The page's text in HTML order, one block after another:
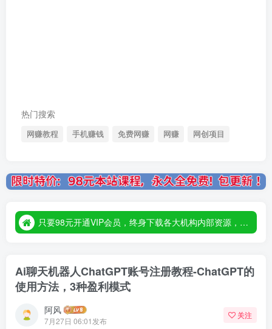
热门搜索
网赚教程 手机赚钱 免费网赚 网赚 网创项目
只要98元开通VIP会员，终身下载各大机构内部资源，一站式草根创业基地，最新最强网赚教程大全，小投入，大回报！
只要98元开通VIP会员，终身下载各大机构内部资源，一站式草根创业基地，最新最强网赚教程大全，小投入，大回报！
Ai聊天机器人ChatGPT账号注册教程-ChatGPT的
使用方法，3种盈利模式
阿风
7月27日 06:01发布
关注